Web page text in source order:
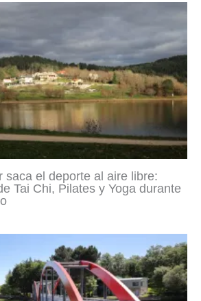
saca el deporte al aire libre:
Tai Chi, Pilates y Yoga durante